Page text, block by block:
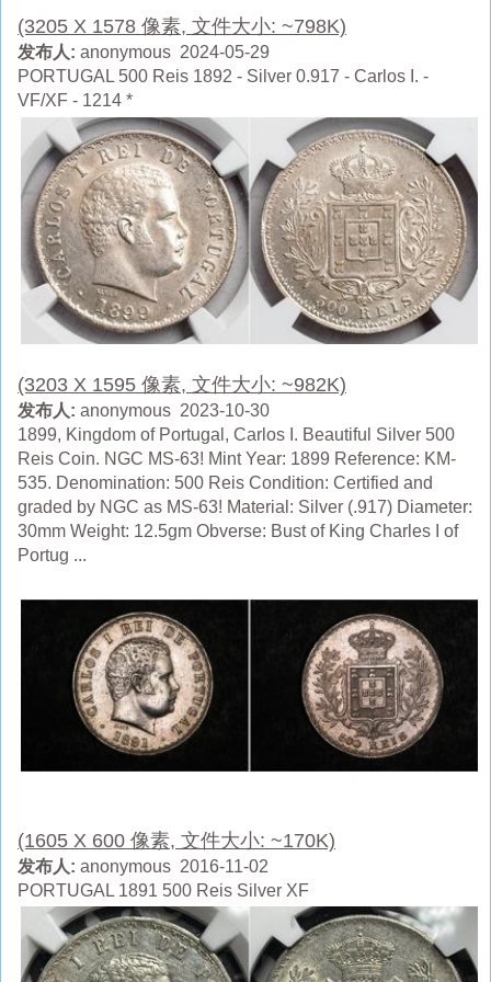
(3205 X 1578 像素, 文件大小: ~798K)
发布人: anonymous 2024-05-29
PORTUGAL 500 Reis 1892 - Silver 0.917 - Carlos I. -
VF/XF - 1214 *
(3203 X 1595 像素, 文件大小: ~982K)
发布人: anonymous 2023-10-30
1899, Kingdom of Portugal, Carlos I. Beautiful Silver 500
Reis Coin. NGC MS-63! Mint Year: 1899 Reference: KM-
535. Denomination: 500 Reis Condition: Certified and
graded by NGC as MS-63! Material: Silver (.917) Diameter:
30mm Weight: 12.5gm Obverse: Bust of King Charles I of
Portug ...
(1605 X 600 像素, 文件大小: ~170K)
发布人: anonymous 2016-11-02
PORTUGAL 1891 500 Reis Silver XF